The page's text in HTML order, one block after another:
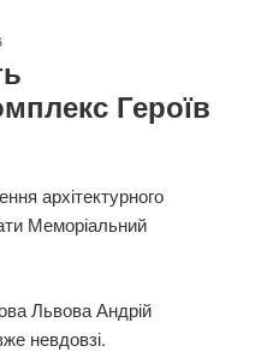
Героїв
архітектурного
Меморіальний
Львова Андрій
невдовзі.